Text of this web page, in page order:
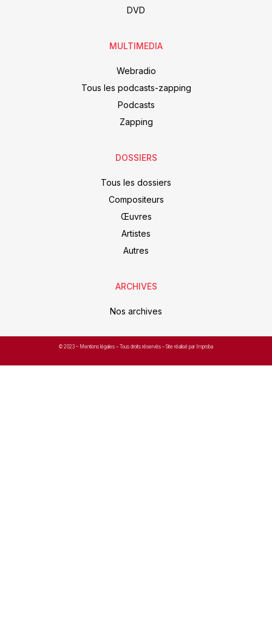
DVD
MULTIMEDIA
Webradio
Tous les podcasts-zapping
Podcasts
Zapping
DOSSIERS
Tous les dossiers
Compositeurs
Œuvres
Artistes
Autres
ARCHIVES
Nos archives
© 2023 – Mentions légales – Tous droits réservés – Site réalisé par Improba